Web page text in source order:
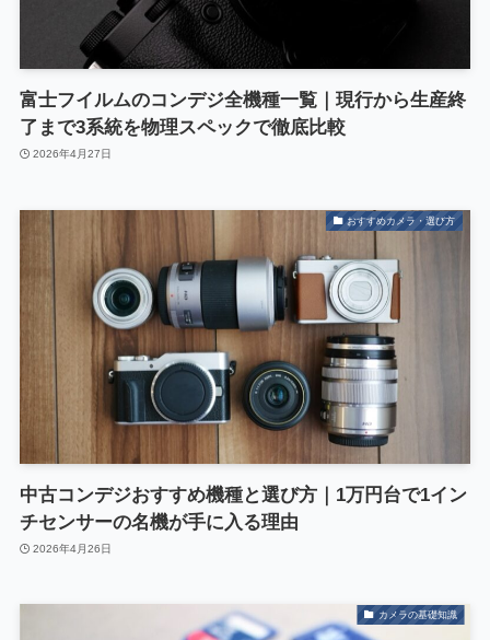
富士フイルムのコンデジ全機種一覧｜現行から生産終
了まで3系統を物理スペックで徹底比較
2026年4月27日
おすすめカメラ・選び方
中古コンデジおすすめ機種と選び方｜1万円台で1イン
チセンサーの名機が手に入る理由
2026年4月26日
カメラの基礎知識